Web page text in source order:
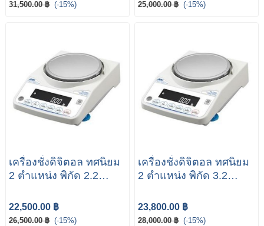
31,500.00 ฿ (-15%) 25,000.00 ฿ (-15%)
เครื่องชั่งดิจิตอล ทศนิยม
2 ตำแหน่ง พิกัด 2.2
ยี่ห้อ AND
22,500.00 ฿
26,500.00 ฿ (-15%)
เครื่องชั่งดิจิตอล ทศนิยม
2 ตำแหน่ง พิกัด 3.2
ยี่ห้อ AND
23,800.00 ฿
28,000.00 ฿ (-15%)